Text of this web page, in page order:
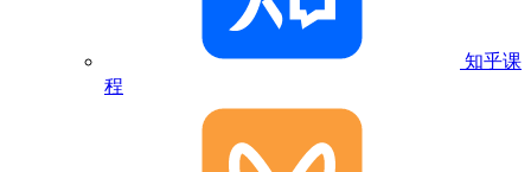
知乎课
程